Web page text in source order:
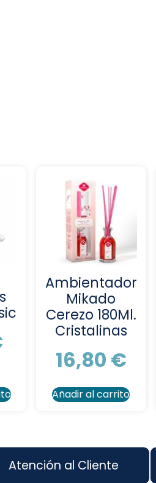
Ambientador
Mikado
Cerezo 180Ml.
Cristalinas
16,80 €
Añadir al carrito
Atención al Cliente